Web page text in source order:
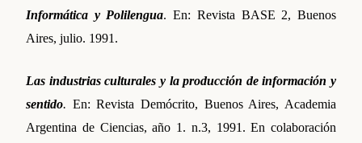
Informática y Polilengua. En: Revista BASE 2, Buenos
Aires, julio. 1991.
Las industrias culturales y la producción de información y
sentido. En: Revista Demócrito, Buenos Aires, Academia
Argentina de Ciencias, año 1. n.3, 1991. En colaboración